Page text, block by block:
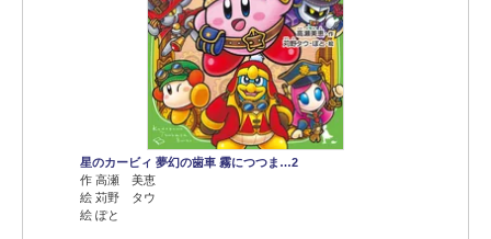
星のカービィ 夢幻の歯車 霧につつま…2
作 高瀬 美恵
絵 苅野 タウ
絵 ぽと